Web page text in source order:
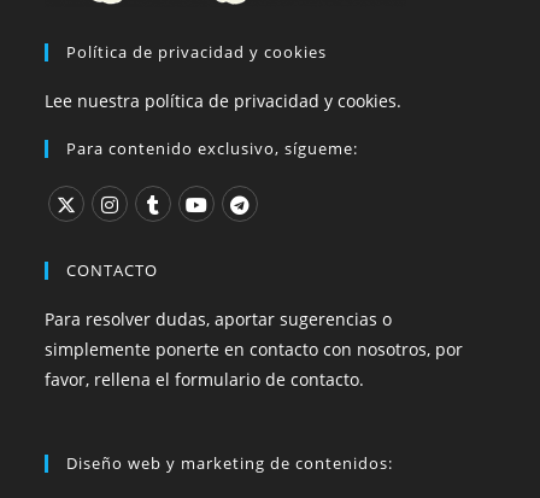
Política de privacidad y cookies
Lee nuestra política de privacidad y cookies.
Para contenido exclusivo, sígueme:
CONTACTO
Para resolver dudas, aportar sugerencias o
simplemente ponerte en contacto con nosotros, por
favor, rellena el formulario de contacto.
Diseño web y marketing de contenidos: